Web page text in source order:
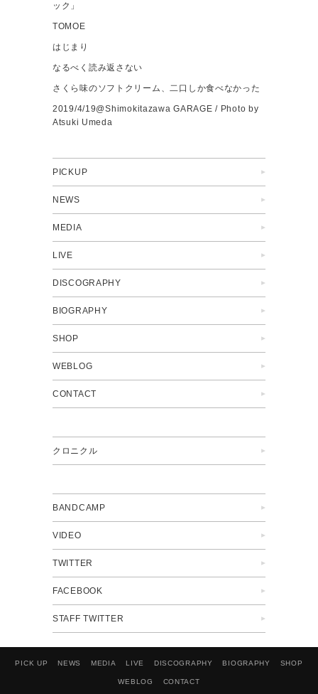
ック」
TOMOE
はじまり
なるべく読み返さない
さくら味のソフトクリーム、二口しか食べなかった
2019/4/19@Shimokitazawa GARAGE / Photo by
Atsuki Umeda
PICKUP
NEWS
MEDIA
LIVE
DISCOGRAPHY
BIOGRAPHY
SHOP
WEBLOG
CONTACT
クロニクル
BANDCAMP
VIDEO
TWITTER
FACEBOOK
STAFF TWITTER
PICK UP NEWS MEDIA LIVE DISCOGRAPHY BIOGRAPHY SHOP
WEBLOG CONTACT